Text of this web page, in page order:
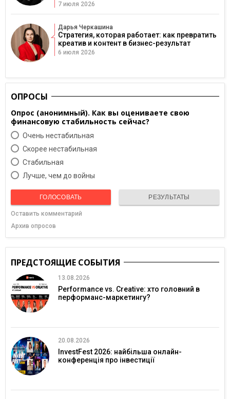
7 июля 2026
Дарья Черкашина
Стратегия, которая работает: как превратить
креатив и контент в бизнес-результат
6 июля 2026
ОПРОСЫ
Опрос (анонимный). Как вы оцениваете свою
финансовую стабильность сейчас?
Очень нестабильная
Скорее нестабильная
Cтабильная
Лучше, чем до войны
ГОЛОСОВАТЬ РЕЗУЛЬТАТЫ
Оставить комментарий
Архив опросов
ПРЕДСТОЯЩИЕ СОБЫТИЯ
13.08.2026
Performance vs. Creative: хто головний в
перформанс-маркетингу?
20.08.2026
InvestFest 2026: найбільша онлайн-
конференція про інвестиції